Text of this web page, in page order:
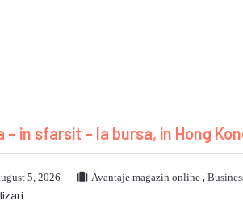
– in sfarsit – la bursa, in Hong
5, 2026 Avantaje magazin online ,